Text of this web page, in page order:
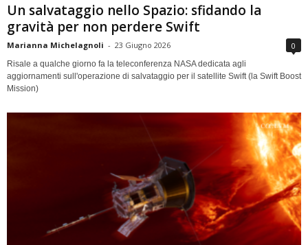
Un salvataggio nello Spazio: sfidando la
gravità per non perdere Swift
Marianna Michelagnoli - 23 Giugno 2026 0
Risale a qualche giorno fa la teleconferenza NASA dedicata agli
aggiornamenti sull'operazione di salvataggio per il satellite Swift (la Swift Boost
Mission)